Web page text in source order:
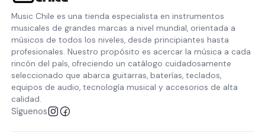
Music Chile es una tienda especialista en instrumentos
musicales de grandes marcas a nivel mundial, orientada a
músicos de todos los niveles, desde principiantes hasta
profesionales. Nuestro propósito es acercar la música a cada
rincón del país, ofreciendo un catálogo cuidadosamente
seleccionado que abarca guitarras, baterías, teclados,
equipos de audio, tecnología musical y accesorios de alta
calidad.
Síguenos